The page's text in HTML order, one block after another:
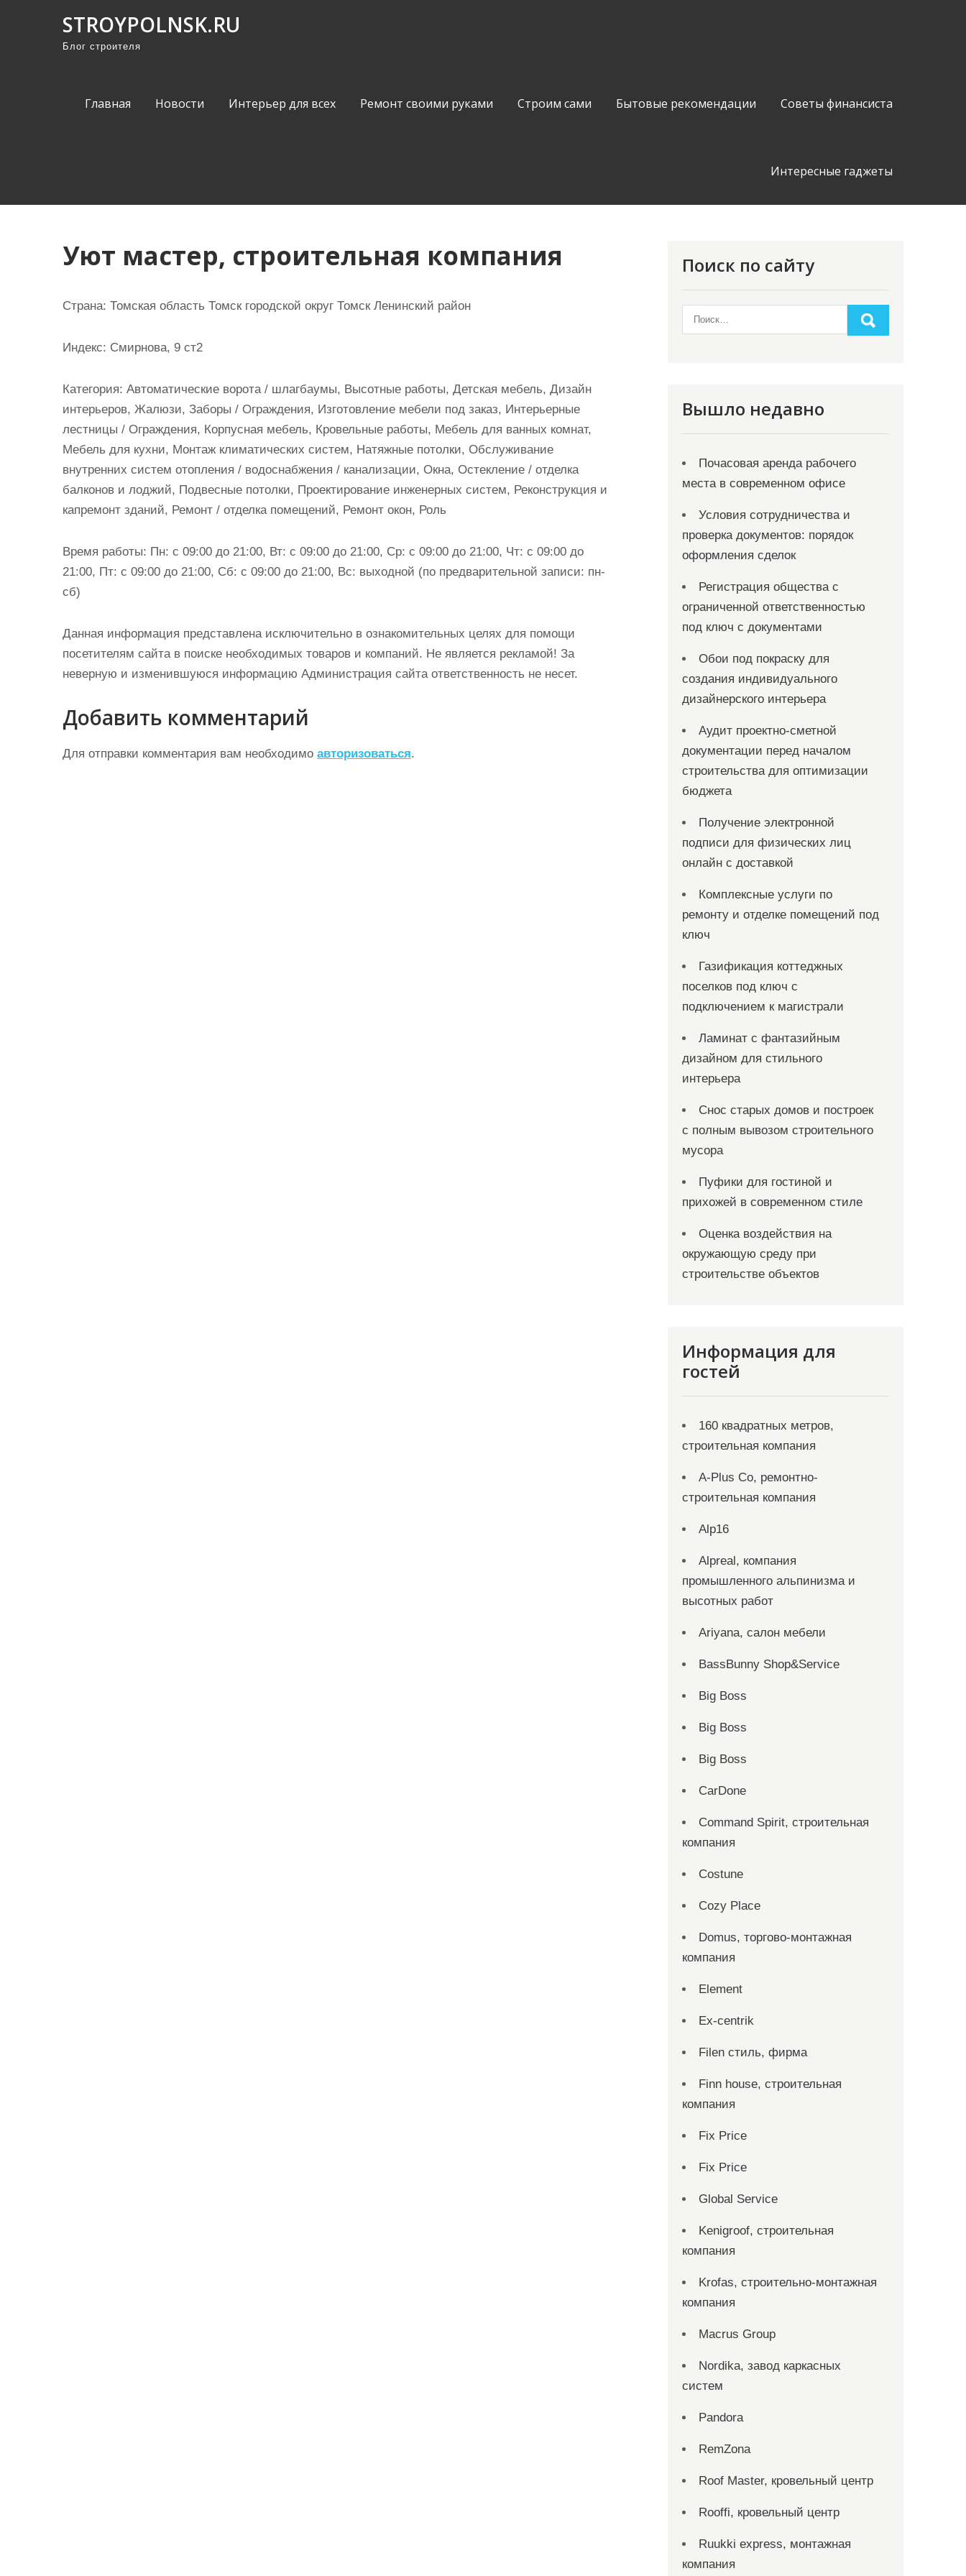
STROYPOLNSK.RU
Блог строителя
Главная Новости Интерьер для всех Ремонт своими руками Строим сами Бытовые рекомендации Советы финансиста
Интересные гаджеты
Уют мастер, строительная компания
Страна: Томская область Томск городской округ Томск Ленинский район
Индекс: Смирнова, 9 ст2
Категория: Автоматические ворота / шлагбаумы, Высотные работы, Детская мебель, Дизайн
интерьеров, Жалюзи, Заборы / Ограждения, Изготовление мебели под заказ, Интерьерные
лестницы / Ограждения, Корпусная мебель, Кровельные работы, Мебель для ванных комнат,
Мебель для кухни, Монтаж климатических систем, Натяжные потолки, Обслуживание
внутренних систем отопления / водоснабжения / канализации, Окна, Остекление / отделка
балконов и лоджий, Подвесные потолки, Проектирование инженерных систем, Реконструкция и
капремонт зданий, Ремонт / отделка помещений, Ремонт окон, Роль
Время работы: Пн: с 09:00 до 21:00, Вт: с 09:00 до 21:00, Ср: с 09:00 до 21:00, Чт: с 09:00 до
21:00, Пт: с 09:00 до 21:00, Сб: с 09:00 до 21:00, Вс: выходной (по предварительной записи: пн-
сб)
Данная информация представлена исключительно в ознакомительных целях для помощи
посетителям сайта в поиске необходимых товаров и компаний. Не является рекламой! За
неверную и изменившуюся информацию Администрация сайта ответственность не несет.
Добавить комментарий
Для отправки комментария вам необходимо авторизоваться.
Поиск по сайту
Вышло недавно
Почасовая аренда рабочего
места в современном офисе
Условия сотрудничества и
проверка документов: порядок
оформления сделок
Регистрация общества с
ограниченной ответственностью
под ключ с документами
Обои под покраску для
создания индивидуального
дизайнерского интерьера
Аудит проектно-сметной
документации перед началом
строительства для оптимизации
бюджета
Получение электронной
подписи для физических лиц
онлайн с доставкой
Комплексные услуги по
ремонту и отделке помещений под
ключ
Газификация коттеджных
поселков под ключ с
подключением к магистрали
Ламинат с фантазийным
дизайном для стильного
интерьера
Снос старых домов и построек
с полным вывозом строительного
мусора
Пуфики для гостиной и
прихожей в современном стиле
Оценка воздействия на
окружающую среду при
строительстве объектов
Информация для
гостей
160 квадратных метров,
строительная компания
A-Plus Co, ремонтно-
строительная компания
Alp16
Alpreal, компания
промышленного альпинизма и
высотных работ
Ariyana, салон мебели
BassBunny Shop&Service
Big Boss
Big Boss
Big Boss
CarDone
Command Spirit, строительная
компания
Costune
Cozy Place
Domus, торгово-монтажная
компания
Element
Ex-centrik
Filen стиль, фирма
Finn house, строительная
компания
Fix Price
Fix Price
Global Service
Kenigroof, строительная
компания
Krofas, строительно-монтажная
компания
Macrus Group
Nordika, завод каркасных
систем
Pandora
RemZona
Roof Master, кровельный центр
Rooffi, кровельный центр
Ruukki express, монтажная
компания